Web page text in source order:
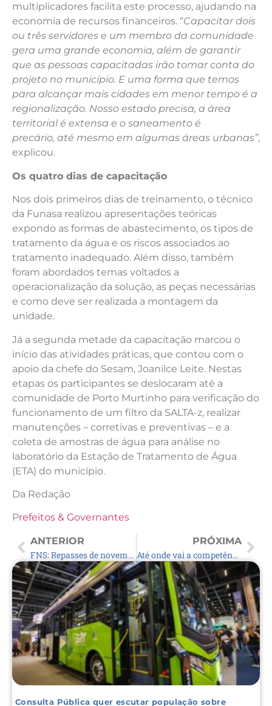
multiplicadores facilita este processo, ajudando na
economia de recursos financeiros. “Capacitar dois
ou três servidores e um membro da comunidade
gera uma grande economia, além de garantir
que as pessoas capacitadas irão tomar conta do
projeto no município. E uma forma que temos
para alcançar mais cidades em menor tempo é a
regionalização. Nosso estado precisa, a área
territorial é extensa e o saneamento é
precário, até mesmo em algumas áreas urbanas”,
explicou.
Os quatro dias de capacitação
Nos dois primeiros dias de treinamento, o técnico
da Funasa realizou apresentações teóricas
expondo as formas de abastecimento, os tipos de
tratamento da água e os riscos associados ao
tratamento inadequado. Além disso, também
foram abordados temas voltados a
operacionalização da solução, as peças necessárias
e como deve ser realizada a montagem da
unidade.
Já a segunda metade da capacitação marcou o
início das atividades práticas, que contou com o
apoio da chefe do Sesam, Joanilce Leite. Nestas
etapas os participantes se deslocaram até a
comunidade de Porto Murtinho para verificação do
funcionamento de um filtro da SALTA-z, realizar
manutenções – corretivas e preventivas – e a
coleta de amostras de água para análise no
laboratório da Estação de Tratamento de Água
(ETA) do município.
Da Redação
Prefeitos & Governantes
ANTERIOR
FNS: Repasses de novembro 2021
PRÓXIMA
Até onde vai a competência dos municípios para legislar sobre consumo?
Consulta Pública quer escutar população sobre